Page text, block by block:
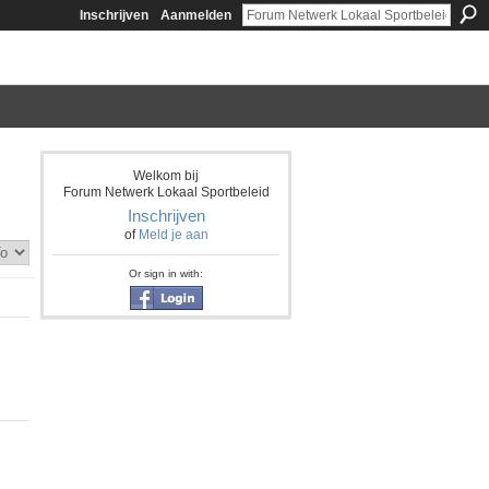
Inschrijven Aanmelden
Welkom bij
Forum Netwerk Lokaal Sportbeleid
Inschrijven
of Meld je aan
Or sign in with: